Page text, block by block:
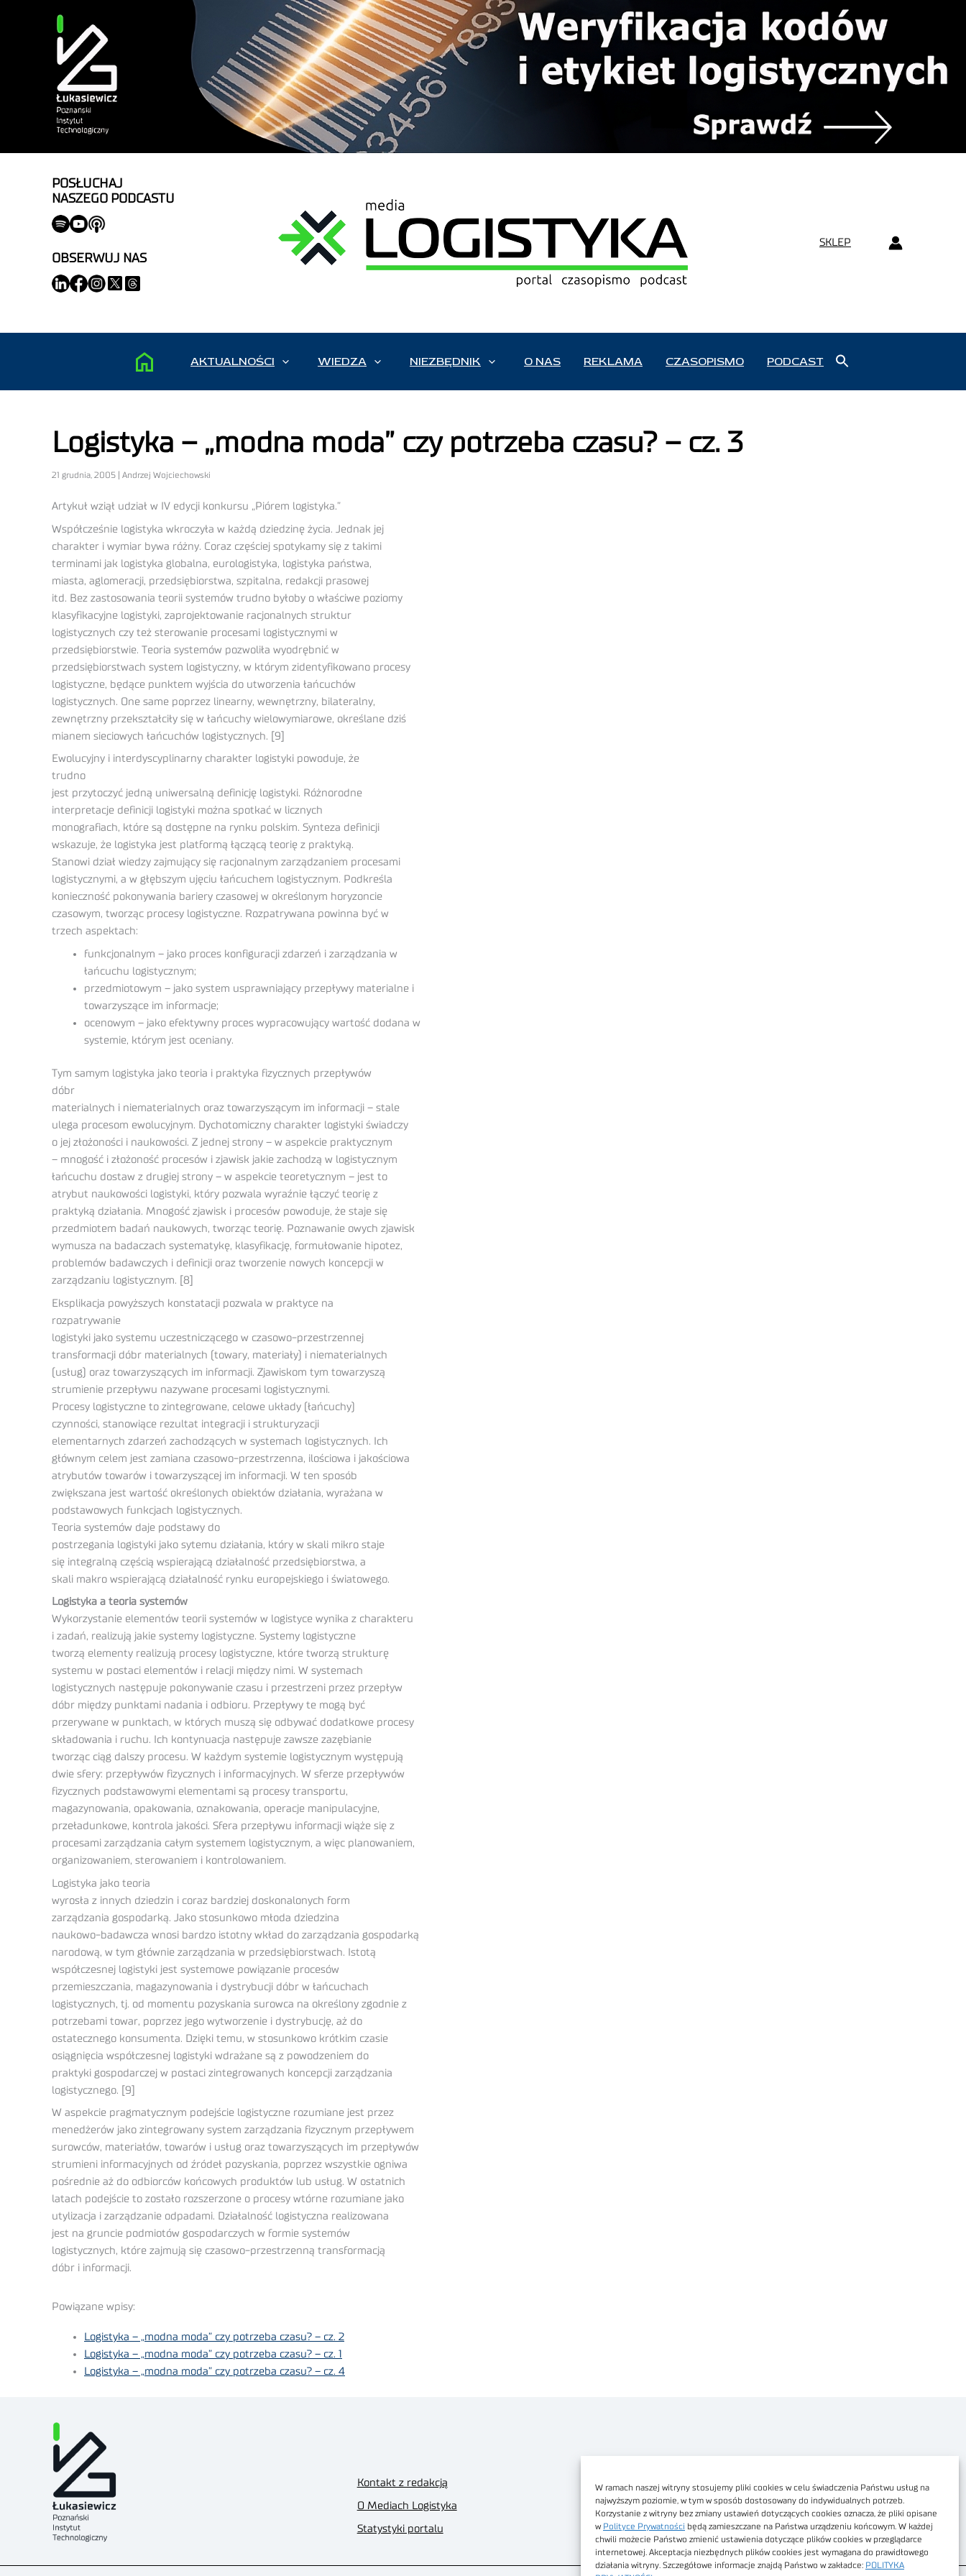
W ramach naszej witryny stosujemy pliki cookies w celu świadczenia Państwu usług na
najwyższym poziomie, w tym w sposób dostosowany do indywidualnych potrzeb.
Korzystanie z witryny bez zmiany ustawień dotyczących cookies oznacza, że pliki opisane
w Polityce Prywatności będą zamieszczane na Państwa urządzeniu końcowym. W każdej
chwili możecie Państwo zmienić ustawienia dotyczące plików cookies w przeglądarce
internetowej. Akceptacja niezbędnych plików cookies jest wymagana do prawidłowego
działania witryny. Szczegółowe informacje znajdą Państwo w zakładce: POLITYKA
POSŁUCHAJ
NASZEGO PODCASTU
OBSERWUJ NAS
SKLEP
AKTUALNOŚCI WIEDZA NIEZBĘDNIK O NAS REKLAMA CZASOPISMO PODCAST
Logistyka – „modna moda” czy potrzeba czasu? – cz. 3
21 grudnia, 2005 | Andrzej Wojciechowski
Artykuł wziął udział w IV edycji konkursu „Piórem logistyka.”
Współcześnie logistyka wkroczyła w każdą dziedzinę życia. Jednak jej
charakter i wymiar bywa różny. Coraz częściej spotykamy się z takimi
terminami jak logistyka globalna, eurologistyka, logistyka państwa,
miasta, aglomeracji, przedsiębiorstwa, szpitalna, redakcji prasowej
itd. Bez zastosowania teorii systemów trudno byłoby o właściwe poziomy
klasyfikacyjne logistyki, zaprojektowanie racjonalnych struktur
logistycznych czy też sterowanie procesami logistycznymi w
przedsiębiorstwie. Teoria systemów pozwoliła wyodrębnić w
przedsiębiorstwach system logistyczny, w którym zidentyfikowano procesy
logistyczne, będące punktem wyjścia do utworzenia łańcuchów
logistycznych. One same poprzez linearny, wewnętrzny, bilateralny,
zewnętrzny przekształciły się w łańcuchy wielowymiarowe, określane dziś
mianem sieciowych łańcuchów logistycznych. [9]
Ewolucyjny i interdyscyplinarny charakter logistyki powoduje, że
trudno
jest przytoczyć jedną uniwersalną definicję logistyki. Różnorodne
interpretacje definicji logistyki można spotkać w licznych
monografiach, które są dostępne na rynku polskim. Synteza definicji
wskazuje, że logistyka jest platformą łączącą teorię z praktyką.
Stanowi dział wiedzy zajmujący się racjonalnym zarządzaniem procesami
logistycznymi, a w głębszym ujęciu łańcuchem logistycznym. Podkreśla
konieczność pokonywania bariery czasowej w określonym horyzoncie
czasowym, tworząc procesy logistyczne. Rozpatrywana powinna być w
trzech aspektach:
funkcjonalnym – jako proces konfiguracji zdarzeń i zarządzania w
łańcuchu logistycznym;
przedmiotowym – jako system usprawniający przepływy materialne i
towarzyszące im informacje;
ocenowym – jako efektywny proces wypracowujący wartość dodana w
systemie, którym jest oceniany.
Tym samym logistyka jako teoria i praktyka fizycznych przepływów
dóbr
materialnych i niematerialnych oraz towarzyszącym im informacji – stale
ulega procesom ewolucyjnym. Dychotomiczny charakter logistyki świadczy
o jej złożoności i naukowości. Z jednej strony – w aspekcie praktycznym
– mnogość i złożoność procesów i zjawisk jakie zachodzą w logistycznym
łańcuchu dostaw z drugiej strony – w aspekcie teoretycznym – jest to
atrybut naukowości logistyki, który pozwala wyraźnie łączyć teorię z
praktyką działania. Mnogość zjawisk i procesów powoduje, że staje się
przedmiotem badań naukowych, tworząc teorię. Poznawanie owych zjawisk
wymusza na badaczach systematykę, klasyfikację, formułowanie hipotez,
problemów badawczych i definicji oraz tworzenie nowych koncepcji w
zarządzaniu logistycznym. [8]
Eksplikacja powyższych konstatacji pozwala w praktyce na
rozpatrywanie
logistyki jako systemu uczestniczącego w czasowo-przestrzennej
transformacji dóbr materialnych (towary, materiały) i niematerialnych
(usług) oraz towarzyszących im informacji. Zjawiskom tym towarzyszą
strumienie przepływu nazywane procesami logistycznymi.
Procesy logistyczne to zintegrowane, celowe układy (łańcuchy)
czynności, stanowiące rezultat integracji i strukturyzacji
elementarnych zdarzeń zachodzących w systemach logistycznych. Ich
głównym celem jest zamiana czasowo-przestrzenna, ilościowa i jakościowa
atrybutów towarów i towarzyszącej im informacji. W ten sposób
zwiększana jest wartość określonych obiektów działania, wyrażana w
podstawowych funkcjach logistycznych.
Teoria systemów daje podstawy do
postrzegania logistyki jako sytemu działania, który w skali mikro staje
się integralną częścią wspierającą działalność przedsiębiorstwa, a
skali makro wspierającą działalność rynku europejskiego i światowego.
Logistyka a teoria systemów
Wykorzystanie elementów teorii systemów w logistyce wynika z charakteru
i zadań, realizują jakie systemy logistyczne. Systemy logistyczne
tworzą elementy realizują procesy logistyczne, które tworzą strukturę
systemu w postaci elementów i relacji między nimi. W systemach
logistycznych następuje pokonywanie czasu i przestrzeni przez przepływ
dóbr między punktami nadania i odbioru. Przepływy te mogą być
przerywane w punktach, w których muszą się odbywać dodatkowe procesy
składowania i ruchu. Ich kontynuacja następuje zawsze zazębianie
tworząc ciąg dalszy procesu. W każdym systemie logistycznym występują
dwie sfery: przepływów fizycznych i informacyjnych. W sferze przepływów
fizycznych podstawowymi elementami są procesy transportu,
magazynowania, opakowania, oznakowania, operacje manipulacyjne,
przeładunkowe, kontrola jakości. Sfera przepływu informacji wiąże się z
procesami zarządzania całym systemem logistycznym, a więc planowaniem,
organizowaniem, sterowaniem i kontrolowaniem.
Logistyka jako teoria
wyrosła z innych dziedzin i coraz bardziej doskonalonych form
zarządzania gospodarką. Jako stosunkowo młoda dziedzina
naukowo-badawcza wnosi bardzo istotny wkład do zarządzania gospodarką
narodową, w tym głównie zarządzania w przedsiębiorstwach. Istotą
współczesnej logistyki jest systemowe powiązanie procesów
przemieszczania, magazynowania i dystrybucji dóbr w łańcuchach
logistycznych, tj. od momentu pozyskania surowca na określony zgodnie z
potrzebami towar, poprzez jego wytworzenie i dystrybucję, aż do
ostatecznego konsumenta. Dzięki temu, w stosunkowo krótkim czasie
osiągnięcia współczesnej logistyki wdrażane są z powodzeniem do
praktyki gospodarczej w postaci zintegrowanych koncepcji zarządzania
logistycznego. [9]
W aspekcie pragmatycznym podejście logistyczne rozumiane jest przez
menedżerów jako zintegrowany system zarządzania fizycznym przepływem
surowców, materiałów, towarów i usług oraz towarzyszących im przepływów
strumieni informacyjnych od źródeł pozyskania, poprzez wszystkie ogniwa
pośrednie aż do odbiorców końcowych produktów lub usług. W ostatnich
latach podejście to zostało rozszerzone o procesy wtórne rozumiane jako
utylizacja i zarządzanie odpadami. Działalność logistyczna realizowana
jest na gruncie podmiotów gospodarczych w formie systemów
logistycznych, które zajmują się czasowo-przestrzenną transformacją
dóbr i informacji.
Powiązane wpisy:
Logistyka – „modna moda” czy potrzeba czasu? – cz. 2
Logistyka – „modna moda” czy potrzeba czasu? – cz. 1
Logistyka – „modna moda” czy potrzeba czasu? – cz. 4
Kontakt z redakcją
O Mediach Logistyka
Statystyki portalu
Dostępność cyfrowa
Regulamin Portalu
Regulamin sklepu